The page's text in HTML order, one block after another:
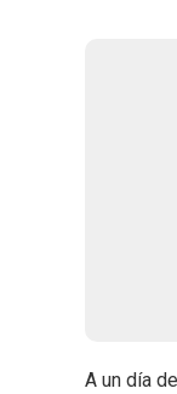
A un día del